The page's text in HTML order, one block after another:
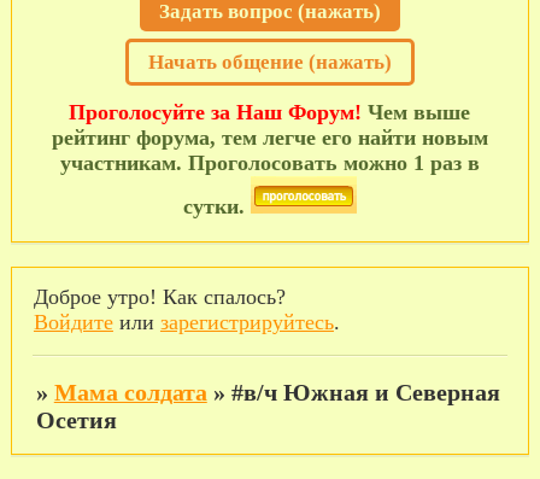
Задать вопрос (нажать)
Начать общение (нажать)
Проголосуйте за Наш Форум! Чем выше
рейтинг форума, тем легче его найти новым
участникам. Проголосовать можно 1 раз в
сутки.
Доброе утро! Как спалось?
Войдитеили зарегистрируйтесь.
» Мама солдата » #в/ч Южная и Северная
Осетия